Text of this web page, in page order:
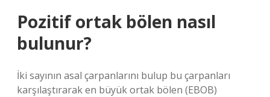
Pozitif ortak bölen nasıl
bulunur?
İki sayının asal çarpanlarını bulup bu çarpanları
karşılaştırarak en büyük ortak bölen (EBOB)